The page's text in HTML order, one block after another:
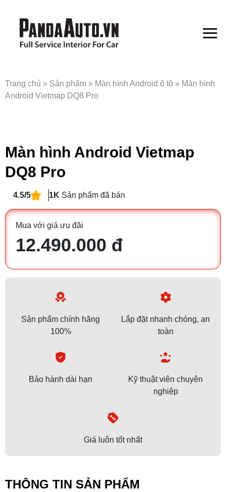
Trang chủ » Sản phẩm » Màn hình Android ô tô » Màn hình
Android Vietmap DQ8 Pro
Màn hình Android Vietmap
DQ8 Pro
4.5/5 1K Sản phẩm đã bán
Mua với giá ưu đãi
12.490.000 đ
Sản phẩm chính hãng
100%
Lắp đặt nhanh chóng, an
toàn
Bảo hành dài hạn
Kỹ thuật viên chuyên
nghiệp
Giá luôn tốt nhất
THÔNG TIN SẢN PHẨM